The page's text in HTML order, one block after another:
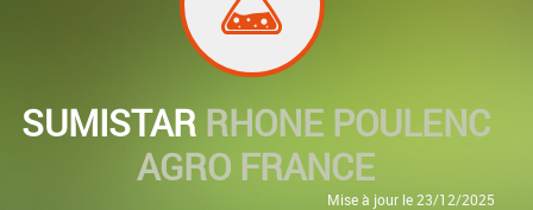
SUMISTAR RHONE POULENC
AGRO FRANCE
Mise à jour le 23/12/2025